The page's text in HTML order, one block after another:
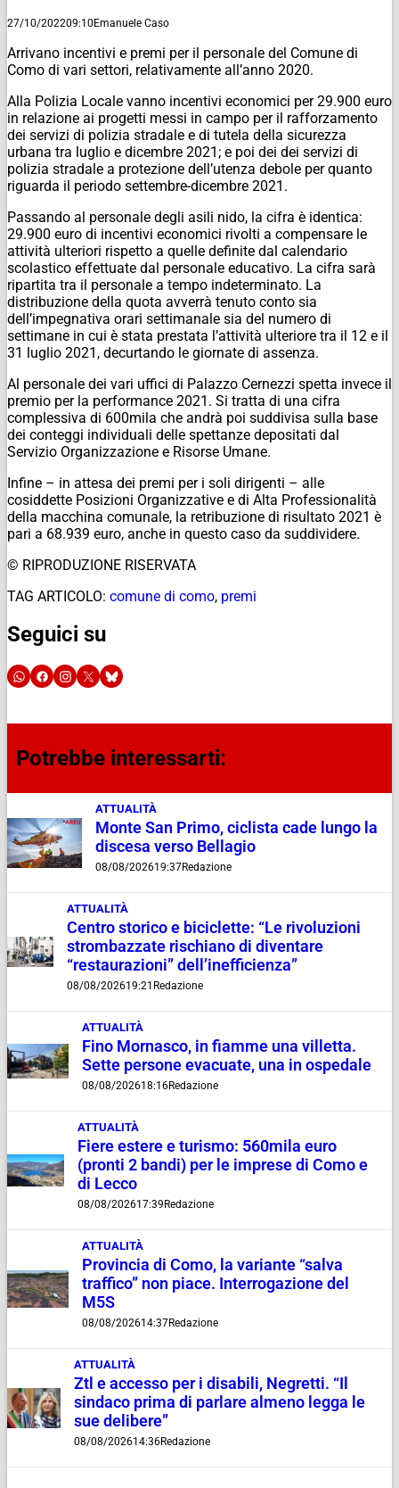
27/10/202209:10Emanuele Caso
Arrivano incentivi e premi per il personale del Comune di
Como di vari settori, relativamente all’anno 2020.
Alla Polizia Locale vanno incentivi economici per 29.900 euro
in relazione ai progetti messi in campo per il rafforzamento
dei servizi di polizia stradale e di tutela della sicurezza
urbana tra luglio e dicembre 2021; e poi dei dei servizi di
polizia stradale a protezione dell’utenza debole per quanto
riguarda il periodo settembre-dicembre 2021.
Passando al personale degli asili nido, la cifra è identica:
29.900 euro di incentivi economici rivolti a compensare le
attività ulteriori rispetto a quelle definite dal calendario
scolastico effettuate dal personale educativo. La cifra sarà
ripartita tra il personale a tempo indeterminato. La
distribuzione della quota avverrà tenuto conto sia
dell’impegnativa orari settimanale sia del numero di
settimane in cui è stata prestata l’attività ulteriore tra il 12 e il
31 luglio 2021, decurtando le giornate di assenza.
Al personale dei vari uffici di Palazzo Cernezzi spetta invece il
premio per la performance 2021. Si tratta di una cifra
complessiva di 600mila che andrà poi suddivisa sulla base
dei conteggi individuali delle spettanze depositati dal
Servizio Organizzazione e Risorse Umane.
Infine – in attesa dei premi per i soli dirigenti – alle
cosiddette Posizioni Organizzative e di Alta Professionalità
della macchina comunale, la retribuzione di risultato 2021 è
pari a 68.939 euro, anche in questo caso da suddividere.
© RIPRODUZIONE RISERVATA
TAG ARTICOLO: comune di como, premi
Seguici su
Potrebbe interessarti:
ATTUALITÀ
Monte San Primo, ciclista cade lungo la
discesa verso Bellagio
08/08/202619:37Redazione
ATTUALITÀ
Centro storico e biciclette: “Le rivoluzioni
strombazzate rischiano di diventare
“restaurazioni” dell’inefficienza”
08/08/202619:21 Redazione
ATTUALITÀ
Fino Mornasco, in fiamme una villetta.
Sette persone evacuate, una in ospedale
08/08/202618:16Redazione
ATTUALITÀ
Fiere estere e turismo: 560mila euro
(pronti 2 bandi) per le imprese di Como e
di Lecco
08/08/202617:39 Redazione
ATTUALITÀ
Provincia di Como, la variante “salva
traffico” non piace. Interrogazione del
M5S
08/08/202614:37Redazione
ATTUALITÀ
Ztl e accesso per i disabili, Negretti. “Il
sindaco prima di parlare almeno legga le
sue delibere”
08/08/202614:36Redazione